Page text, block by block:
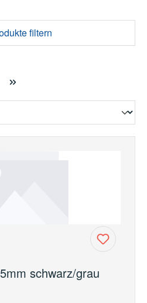
filtern
schwarz/grau